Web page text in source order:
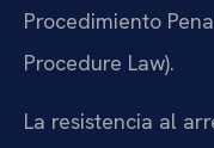
Procedimiento
Procedure Law).
La resistencia al